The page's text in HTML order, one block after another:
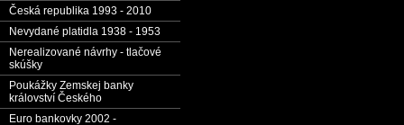
Česká republika 1993 - 2010
Nevydané platidla 1938 - 1953
Nerealizované návrhy - tlačové
skúšky
Poukážky Zemskej banky
království Českého
Euro bankovky 2002 -